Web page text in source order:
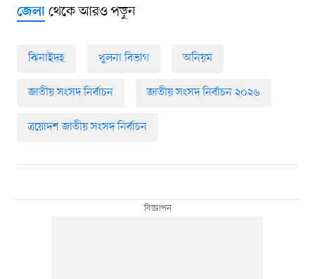
জেলাথেকে আরও পড়ুন
ঝিনাইদহ খুলনা বিভাগ অনিয়ম
জাতীয় সংসদ নির্বাচন জাতীয় সংসদ নির্বাচন ২০২৬
ত্রয়োদশ জাতীয় সংসদ নির্বাচন